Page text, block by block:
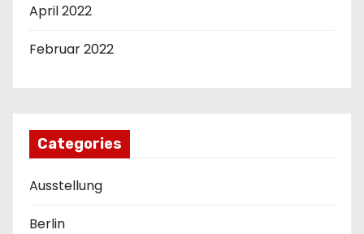
April 2022
Februar 2022
Categories
Ausstellung
Berlin